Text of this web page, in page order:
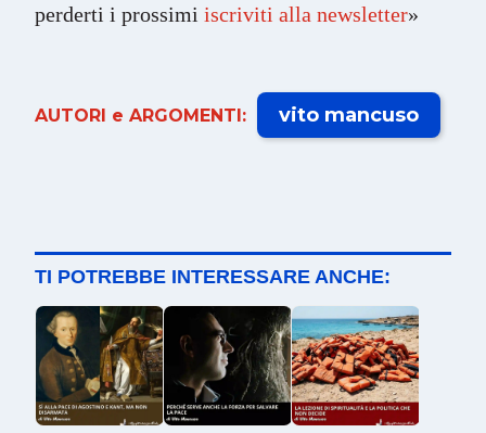
perderti i prossimi iscriviti alla newsletter»
AUTORI e ARGOMENTI: vito mancuso
TI POTREBBE INTERESSARE ANCHE: